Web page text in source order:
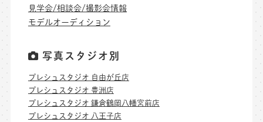
見学会/相談会/撮影会情報
モデルオーディション
写真スタジオ別
プレシュスタジオ 自由が丘店
プレシュスタジオ 豊洲店
プレシュスタジオ 鎌倉鶴岡八幡宮前店
プレシュスタジオ 八王子店